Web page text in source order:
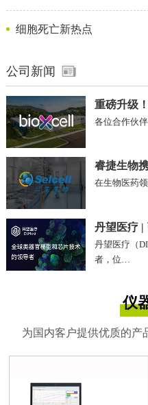
剂
细胞死亡新热点
公司新闻
重磅升级
苏、安徽
各位合作伙
睿捷生物
术新未来!
在生物医药
丹望医疗 |
医疗未来
丹望医疗（
者，位…
仪
为国内客户提供优质的产